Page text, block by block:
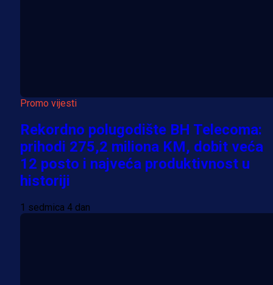
Promo vijesti
Rekordno polugodište BH Telecoma:
prihodi 275,2 miliona KM, dobit veća
12 posto i najveća produktivnost u
historiji
1 sedmica 4 dan